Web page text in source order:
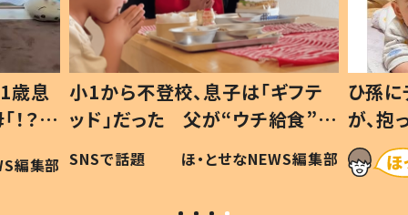
歳息
？」
編集部
小1から不登校、息子は「ギフテ
ッド」だった 父が“ウチ給食”を
作り続ける理由とは #令和の親
#令和の子
SNSで話題 ほ・とせなNEWS編集部
ひ孫
が、
「涙が
い」